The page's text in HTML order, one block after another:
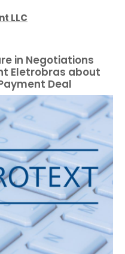
LLC
in Negotiations
Eletrobras about
Deal